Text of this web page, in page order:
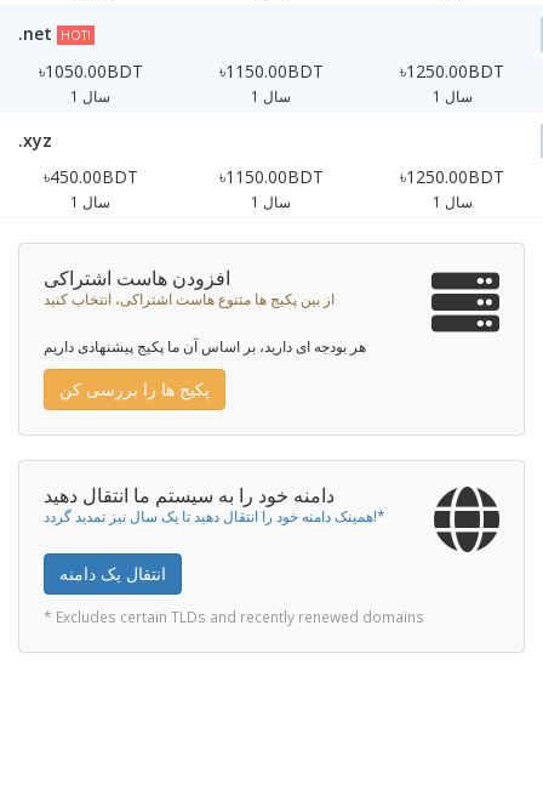
.net HOT!
৳1050.00BDT
1 سال
৳1150.00BDT
1 سال
৳1250.00BDT
1 سال
.xyz
৳450.00BDT
1 سال
৳1150.00BDT
1 سال
৳1250.00BDT
1 سال
افزودن هاست اشتراکی
از بین پکیج ها متنوع هاست اشتراکی، انتخاب کنید
هر بودجه ای دارید، بر اساس آن ما پکیج پیشنهادی داریم
پکیج ها را بررسی کن
دامنه خود را به سیستم ما انتقال دهید
همینک دامنه خود را انتقال دهید تا یک سال نیز تمدید گردد!*
انتقال یک دامنه
* Excludes certain TLDs and recently renewed domains